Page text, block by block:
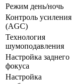
Режим день/ночь
Контроль усиления
(AGC)
Технология
шумоподавления
Настройка заднего
фокуса
Настройка